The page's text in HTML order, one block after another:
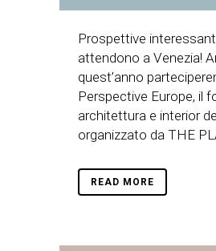
Prospettive
attendono a Venezia!
quest’anno
Perspective Europe, il
architettura e interior
organizzato da THE
READ MORE